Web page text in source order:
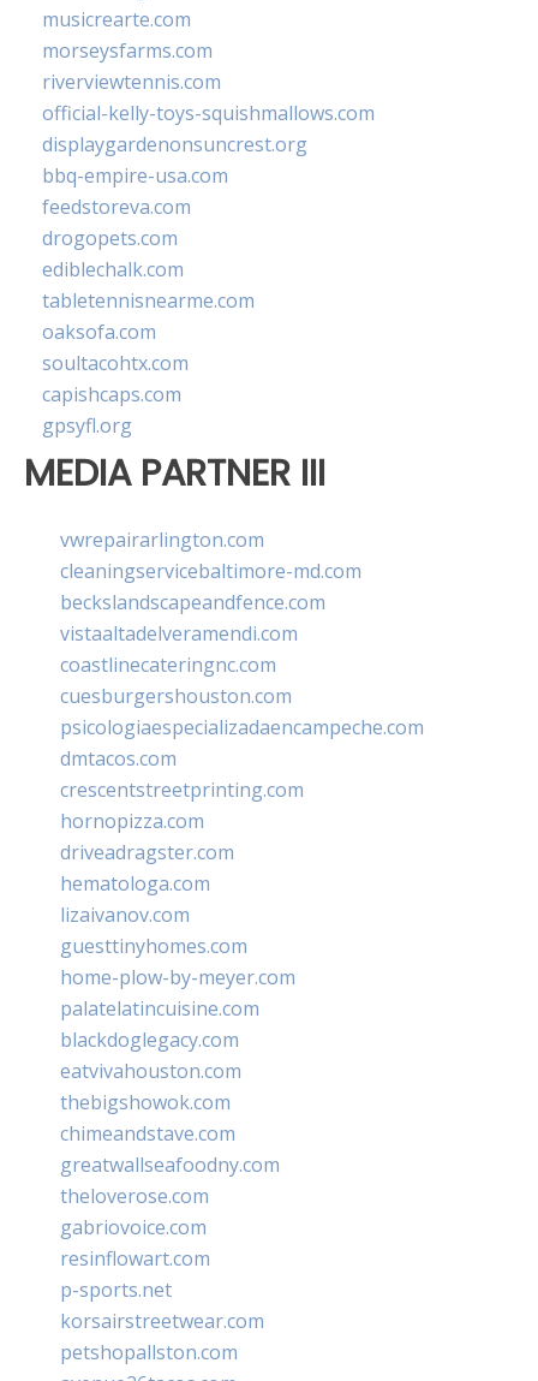
musicrearte.com
morseysfarms.com
riverviewtennis.com
official-kelly-toys-squishmallows.com
displaygardenonsuncrest.org
bbq-empire-usa.com
feedstoreva.com
drogopets.com
ediblechalk.com
tabletennisnearme.com
oaksofa.com
soultacohtx.com
capishcaps.com
gpsyfl.org
MEDIA PARTNER III
vwrepairarlington.com
cleaningservicebaltimore-md.com
beckslandscapeandfence.com
vistaaltadelveramendi.com
coastlinecateringnc.com
cuesburgershouston.com
psicologiaespecializadaencampeche.com
dmtacos.com
crescentstreetprinting.com
hornopizza.com
driveadragster.com
hematologa.com
lizaivanov.com
guesttinyhomes.com
home-plow-by-meyer.com
palatelatincuisine.com
blackdoglegacy.com
eatvivahouston.com
thebigshowok.com
chimeandstave.com
greatwallseafoodny.com
theloverose.com
gabriovoice.com
resinflowart.com
p-sports.net
korsairstreetwear.com
petshopallston.com